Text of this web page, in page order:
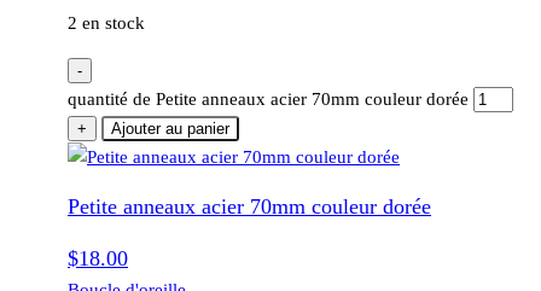
2 en stock
-
quantité de Petite anneaux acier 70mm couleur dorée
+ Ajouter au panier
Petite anneaux acier 70mm couleur dorée
$18.00